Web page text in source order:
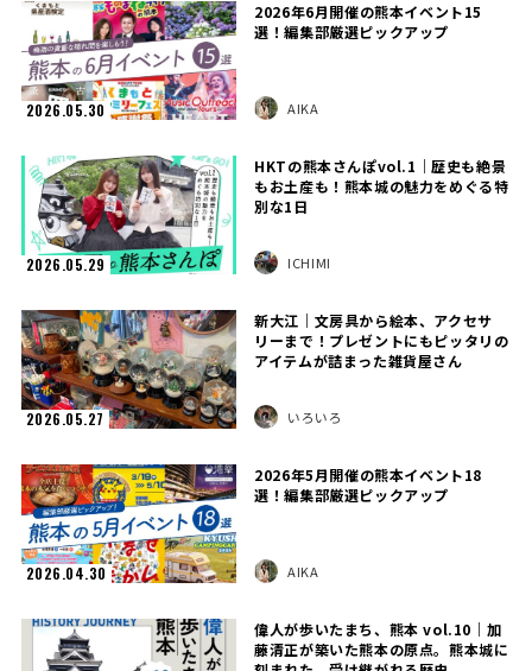
2026.05.30
2026年6月開催の熊本イベント15
選！編集部厳選ピックアップ
AIKA
2026.05.29
HKTの熊本さんぽvol.1｜歴史も絶景
もお土産も！熊本城の魅力をめぐる特
別な1日
ICHIMI
2026.05.27
新大江｜文房具から絵本、アクセサ
リーまで！プレゼントにもピッタリの
アイテムが詰まった雑貨屋さん
いろいろ
2026.04.30
2026年5月開催の熊本イベント18
選！編集部厳選ピックアップ
AIKA
偉人が歩いたまち、熊本 vol.10｜加
藤清正が築いた熊本の原点。熊本城に